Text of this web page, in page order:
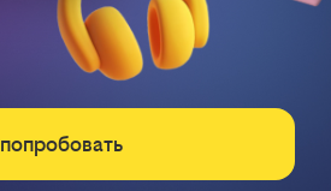
попробовать